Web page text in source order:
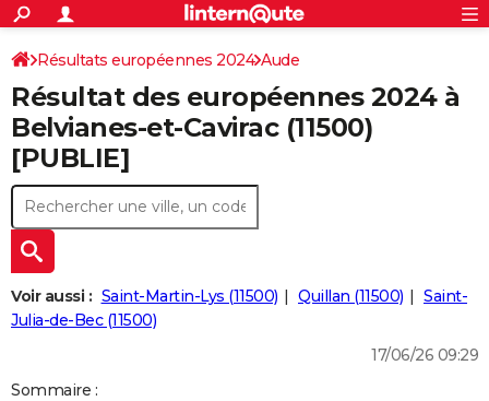
ACTUALITÉS
Politique
Société
Faits Divers
Education
Monde
Villes
+
SPORT
Coupe du monde 2026
Football
Tennis
Cyclisme
Rugby
Forum
CULTURE
Programme TV
TNT
Streaming
Cinéma
Sorties cinéma
Musique
+FINANCE
Retraite
Impôts
Epargne
Immobilier
Risques naturels par ville
Banque
Assurance
CréditAUTO
Essais
Réserver un essai
Citadines
Berlines
SUV
Forum auto
+HIGH-TECH
Mobiles
Meilleur smartphone
Internet
Ordinateurs
Jeux vidéo
Guide high-tech
+
BRICOLAGE
Forum
Aménagement intérieur
Extérieur
Cuisine
Salle de bains
Jardinage
Rangement
+
LIFESTYLE
S'inscrire
Connexion
Résultats européennes 2024 Aude
Résultat des européennes 2024 à
Belvianes-et-Cavirac (11500)
[PUBLIE]
Voir aussi : Saint-Martin-Lys (11500) Quillan (11500)
Saint-
Julia-de-Bec (11500)
17/06/26 09:29
Sommaire :